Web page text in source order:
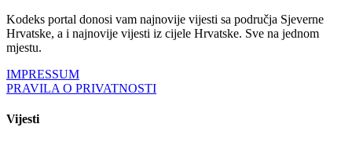
Kodeks portal donosi vam najnovije vijesti sa područja Sjeverne
Hrvatske, a i najnovije vijesti iz cijele Hrvatske. Sve na jednom
mjestu.
IMPRESSUM
PRAVILA O PRIVATNOSTI
Vijesti